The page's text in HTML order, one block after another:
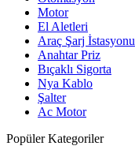
Motor
El Aletleri
Araç Şarj İstasyonu
Anahtar Priz
Bıçaklı Sigorta
Nya Kablo
Şalter
Ac Motor
Popüler Kategoriler